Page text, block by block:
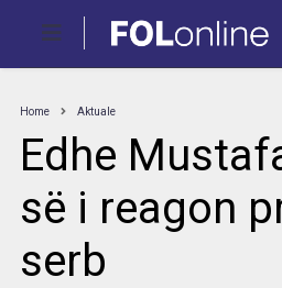
Home Aktuale
Edhe
së i reagon
serb